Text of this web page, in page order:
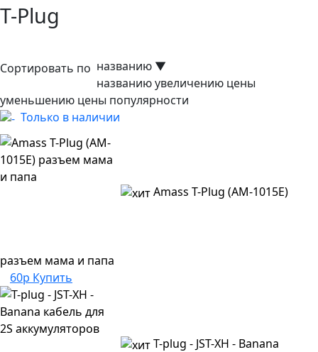
T-Plug
Сортировать по названию ▼
названиюувеличению цены
уменьшению цены популярности
Только в наличии
Amass T-Plug (AM-1015E)
разъем мама и папа
60р Купить
T-plug - JST-XH - Banana